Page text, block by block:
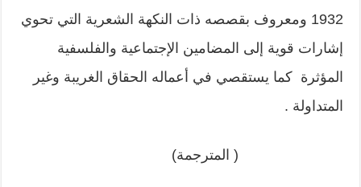
1932 ومعروف بقصصه ذات النكهة الشعرية التي تحوي
إشارات قوية إلى المضامين الإجتماعية والفلسفية
المؤثرة كما يستقصي في أعماله الحقاق الغريبة وغير
المتداولة .
( المترجمة)